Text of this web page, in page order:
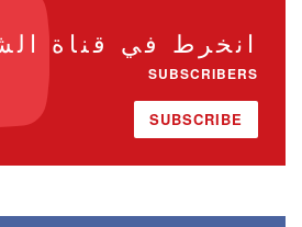
انخرط في قناة
SUBSCRIBERS
SUBSCRIBE